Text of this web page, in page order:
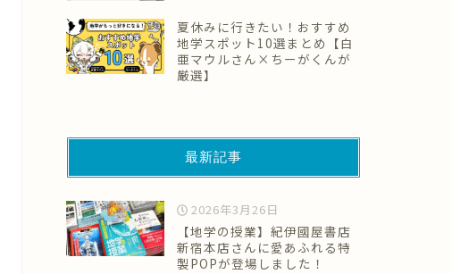
夏休みに行きたい！おすすめ
地学スポット10選まとめ【白
亜マウルさん×ちーがくんが
厳選】
最新記事
2026年3月26日
【地学の授業】紀伊國屋書店
新宿本店さんに愛あふれる特
製POPが登場しました！